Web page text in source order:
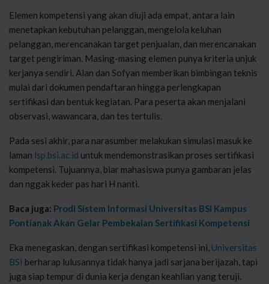
Elemen kompetensi yang akan diuji ada empat, antara lain
menetapkan kebutuhan pelanggan, mengelola keluhan
pelanggan, merencanakan target penjualan, dan merencanakan
target pengiriman. Masing-masing elemen punya kriteria unjuk
kerjanya sendiri. Alan dan Sofyan memberikan bimbingan teknis
mulai dari dokumen pendaftaran hingga perlengkapan
sertifikasi dan bentuk kegiatan. Para peserta akan menjalani
observasi, wawancara, dan tes tertulis.
Pada sesi akhir, para narasumber melakukan simulasi masuk ke
laman lsp.bsi.ac.id untuk mendemonstrasikan proses sertifikasi
kompetensi. Tujuannya, biar mahasiswa punya gambaran jelas
dan nggak keder pas hari H nanti.
Baca juga: Prodi Sistem Informasi Universitas BSI Kampus
Pontianak Akan Gelar Pembekalan Sertifikasi Kompetensi
Eka menegaskan, dengan sertifikasi kompetensi ini, Universitas
BSI berharap lulusannya tidak hanya jadi sarjana berijazah, tapi
juga siap tempur di dunia kerja dengan keahlian yang teruji.